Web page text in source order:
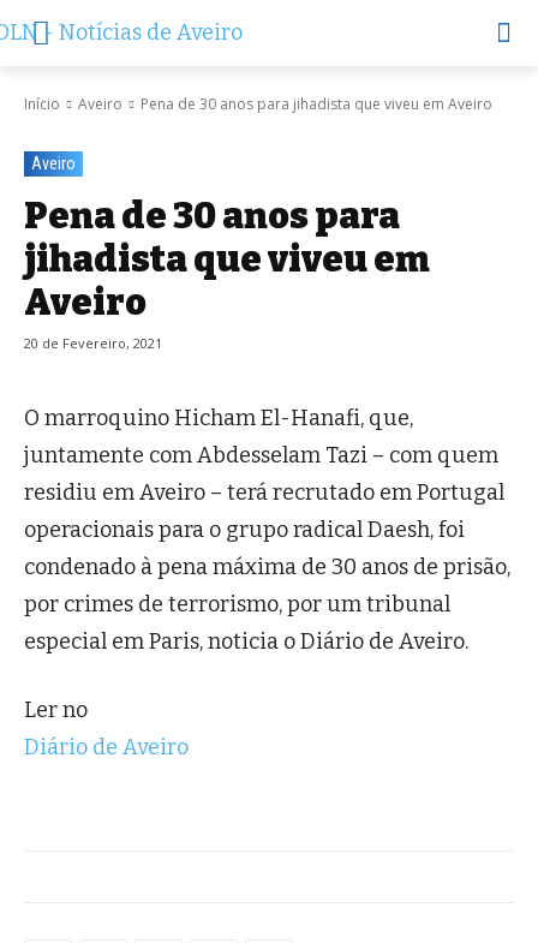
Início Aveiro Pena de 30 anos para jihadista que viveu em Aveiro
Aveiro
Pena de 30 anos para
jihadista que viveu em
Aveiro
20 de Fevereiro, 2021
O marroquino Hicham El-Hanafi, que,
juntamente com Abdesselam Tazi – com quem
residiu em Aveiro – terá recrutado em Portugal
operacionais para o grupo radical Daesh, foi
condenado à pena máxima de 30 anos de prisão,
por crimes de terrorismo, por um tribunal
especial em Paris, noticia o Diário de Aveiro.
Ler no
Diário de Aveiro